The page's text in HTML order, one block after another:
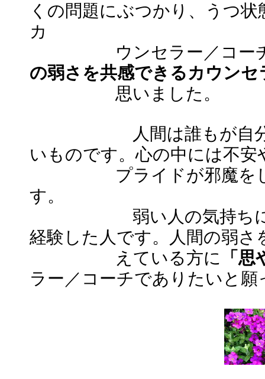
くの問題にぶつかり、うつ
カ
ウンセラー／コーチな
の弱さを共感できるカウン
思いました。
人間は誰もが自分の
いものです。心の中には不
プライドが邪魔をして
す。
弱い人の気持ちによ
経験した人です。人間の弱さ
えている方に
「
ラー／コーチでありたいと願